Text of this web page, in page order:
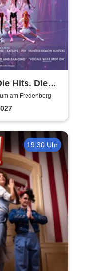
Hits. Die
am Fredenberg
19:30 Uhr